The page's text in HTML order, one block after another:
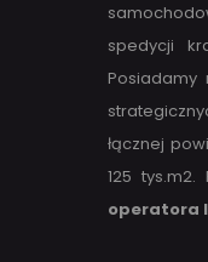
spedycji
Posiadamy
łącznej
125 tys.m2.
operatora